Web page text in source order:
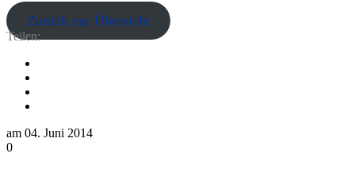
Zurück zur Übersicht
Teilen:
am 04. Juni 2014
0